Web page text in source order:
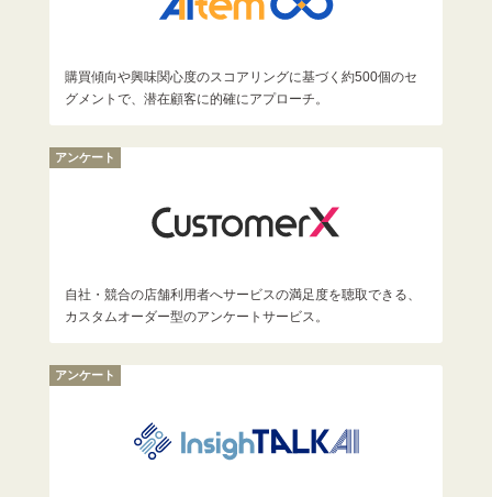
購買傾向や興味関心度のスコアリングに基づく約500個のセ
グメントで、潜在顧客に的確にアプローチ。
アンケート
自社・競合の店舗利用者へサービスの満足度を聴取できる、
カスタムオーダー型のアンケートサービス。
アンケート